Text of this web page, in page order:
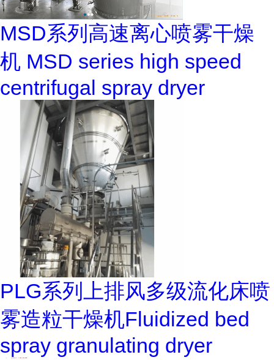
MSD系列高速离心喷雾干燥
机 MSD series high speed
centrifugal spray dryer
PLG系列上排风多级流化床喷
雾造粒干燥机Fluidized bed
spray granulating dryer